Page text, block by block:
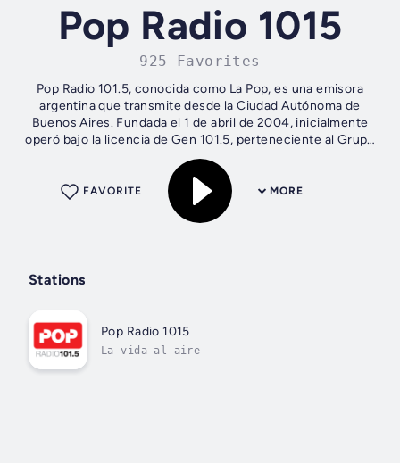
Pop Radio 1015
925 Favorites
Pop Radio 101.5, conocida como La Pop, es una emisora
argentina que transmite desde la Ciudad Autónoma de
Buenos Aires. Fundada el 1 de abril de 2004, inicialmente
operó bajo la licencia de Gen 101.5, perteneciente al Grupo
Clarín. En 2012, fue...
MORE
FAVORITE
Stations
Pop Radio 1015
La vida al aire